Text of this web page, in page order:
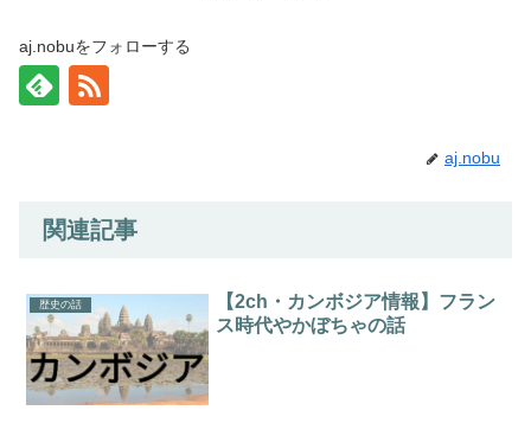
aj.nobuをフォローする
aj.nobu
関連記事
歴史の話
【2ch・カンボジア情報】フラン
ス時代やかぼちゃの話